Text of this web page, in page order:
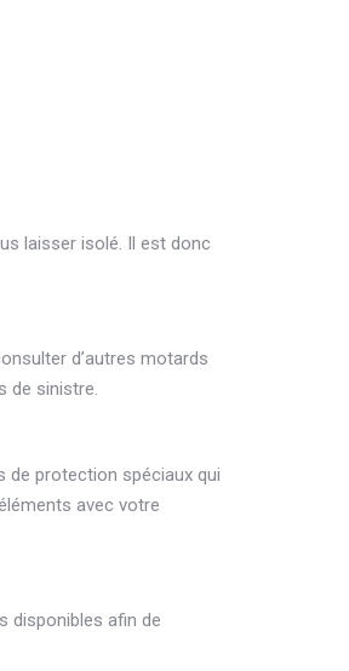
laisser isolé. Il est donc
d’autres motards
de sinistre.
de protection spéciaux qui
avec votre
disponibles afin de